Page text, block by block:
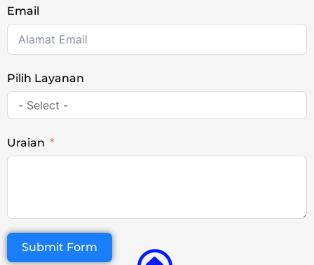
Email
Pilih Layanan
Uraian
Submit Form